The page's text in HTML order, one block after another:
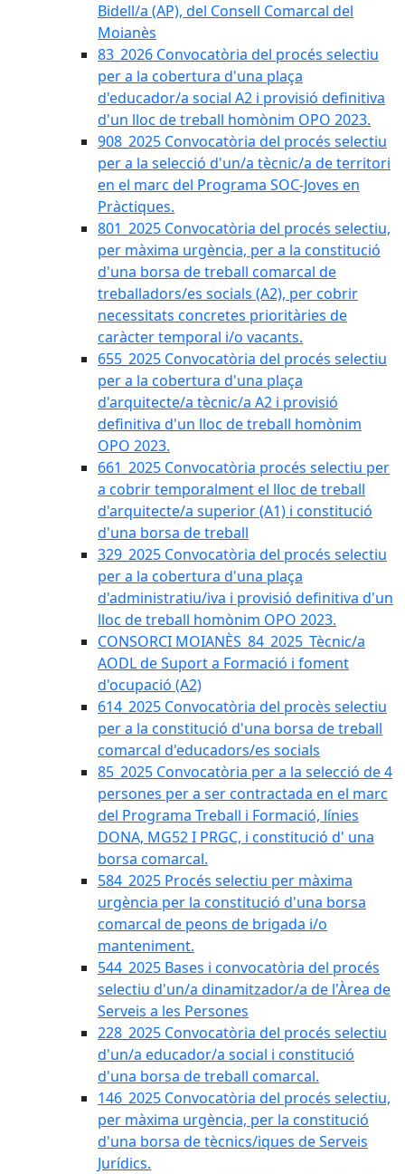
Bidell/a (AP), del Consell Comarcal del
Moianès
83_2026 Convocatòria del procés selectiu
per a la cobertura d'una plaça
d'educador/a social A2 i provisió definitiva
d'un lloc de treball homònim OPO 2023.
908_2025 Convocatòria del procés selectiu
per a la selecció d'un/a tècnic/a de territori
en el marc del Programa SOC-Joves en
Pràctiques.
801_2025 Convocatòria del procés selectiu,
per màxima urgència, per a la constitució
d'una borsa de treball comarcal de
treballadors/es socials (A2), per cobrir
necessitats concretes prioritàries de
caràcter temporal i/o vacants.
655_2025 Convocatòria del procés selectiu
per a la cobertura d'una plaça
d'arquitecte/a tècnic/a A2 i provisió
definitiva d'un lloc de treball homònim
OPO 2023.
661_2025 Convocatòria procés selectiu per
a cobrir temporalment el lloc de treball
d'arquitecte/a superior (A1) i constitució
d'una borsa de treball
329_2025 Convocatòria del procés selectiu
per a la cobertura d'una plaça
d'administratiu/iva i provisió definitiva d'un
lloc de treball homònim OPO 2023.
CONSORCI MOIANÈS_84_2025_Tècnic/a
AODL de Suport a Formació i foment
d'ocupació (A2)
614_2025 Convocatòria del procès selectiu
per a la constitució d'una borsa de treball
comarcal d'educadors/es socials
85_2025 Convocatòria per a la selecció de 4
persones per a ser contractada en el marc
del Programa Treball i Formació, línies
DONA, MG52 I PRGC, i constitució d' una
borsa comarcal.
584_2025 Procés selectiu per màxima
urgència per la constitució d'una borsa
comarcal de peons de brigada i/o
manteniment.
544_2025 Bases i convocatòria del procés
selectiu d'un/a dinamitzador/a de l'Àrea de
Serveis a les Persones
228_2025 Convocatòria del procés selectiu
d'un/a educador/a social i constitució
d'una borsa de treball comarcal.
146_2025 Convocatòria del procés selectiu,
per màxima urgència, per la constitució
d'una borsa de tècnics/iques de Serveis
Jurídics.